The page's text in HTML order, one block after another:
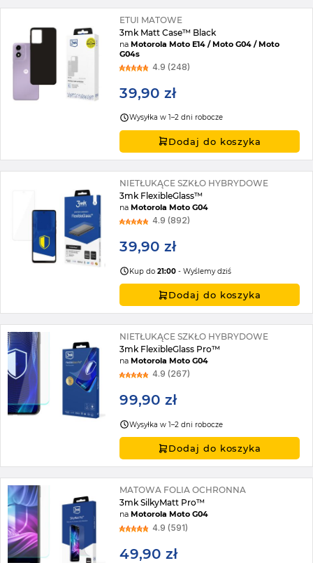
ETUI MATOWE
3mk Matt Case™ Black
naMotorola Moto E14 / Moto G04 / Moto
G04s
4.9 (248)
39,90 zł
Wysyłka w 1–2 dni robocze
Dodaj do koszyka
NIETŁUKĄCE SZKŁO HYBRYDOWE
3mk FlexibleGlass™
naMotorola Moto G04
4.9 (892)
39,90 zł
Kup do21:00 - Wyślemy dziś
Dodaj do koszyka
NIETŁUKĄCE SZKŁO HYBRYDOWE
3mk FlexibleGlass Pro™
naMotorola Moto G04
4.9 (267)
99,90 zł
Wysyłka w 1–2 dni robocze
Dodaj do koszyka
MATOWA FOLIA OCHRONNA
3mk SilkyMatt Pro™
naMotorola Moto G04
4.9 (591)
49,90 zł